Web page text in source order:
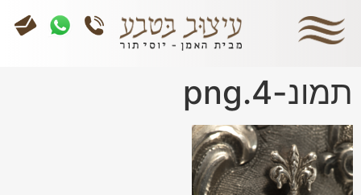
תמונ-4.png